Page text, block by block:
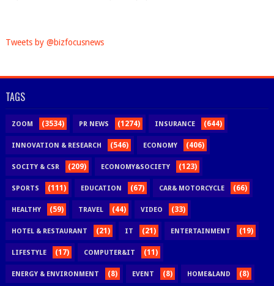
Tweets by @bizfocusnews
TAGS
ZOOM (3534) PR NEWS (1274) INSURANCE (644)
INNOVATION & RESEARCH (546) ECONOMY (406)
SOCITY & CSR (209) ECONOMY&SOCIETY (123)
SPORTS (111) EDUCATION (67) CAR& MOTORCYCLE (66)
HEALTHY (59) TRAVEL (44) VIDEO (33)
HOTEL & RESTAURANT (21) IT (21) ENTERTAINMENT (19)
LIFESTYLE (17) COMPUTER&IT (11)
ENERGY & ENVIRONMENT (8) EVENT (8) HOME&LAND (8)